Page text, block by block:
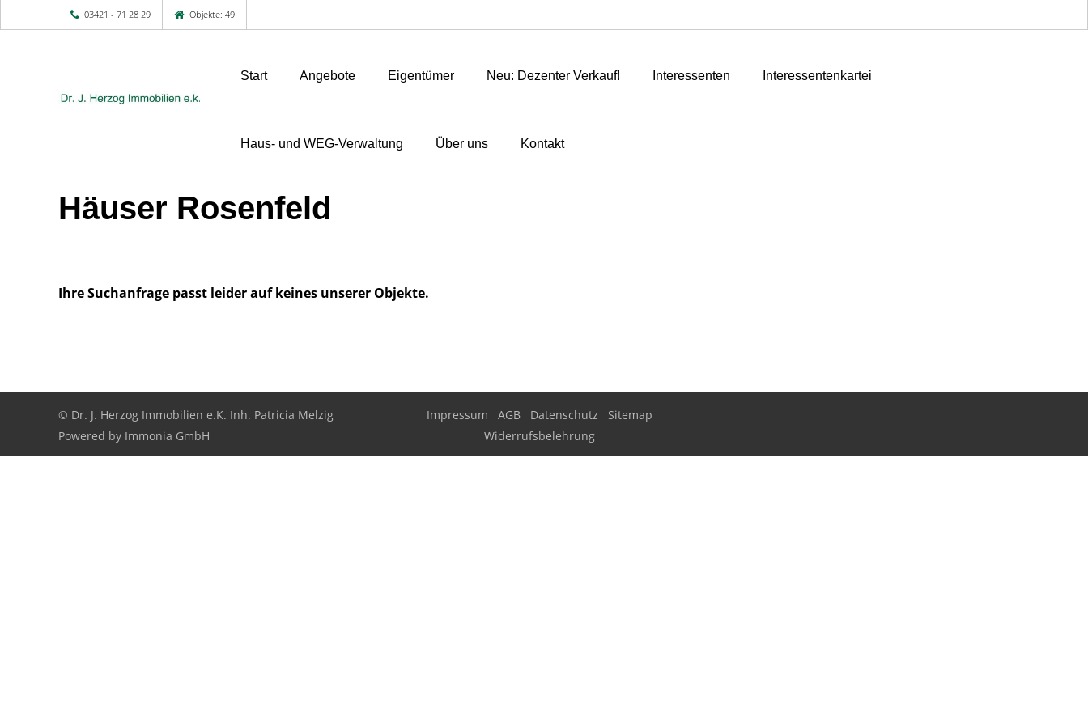
03421 - 71 28 29 Objekte: 49
Start Angebote Eigentümer Neu: Dezenter Verkauf! Interessenten Interessentenkartei
Haus- und WEG-Verwaltung Über uns Kontakt
Häuser Rosenfeld
Ihre Suchanfrage passt leider auf keines unserer Objekte.
© Dr. J. Herzog Immobilien e.K. Inh. Patricia Melzig
Powered by Immonia GmbH
Impressum AGB Datenschutz
Sitemap
Widerrufsbelehrung